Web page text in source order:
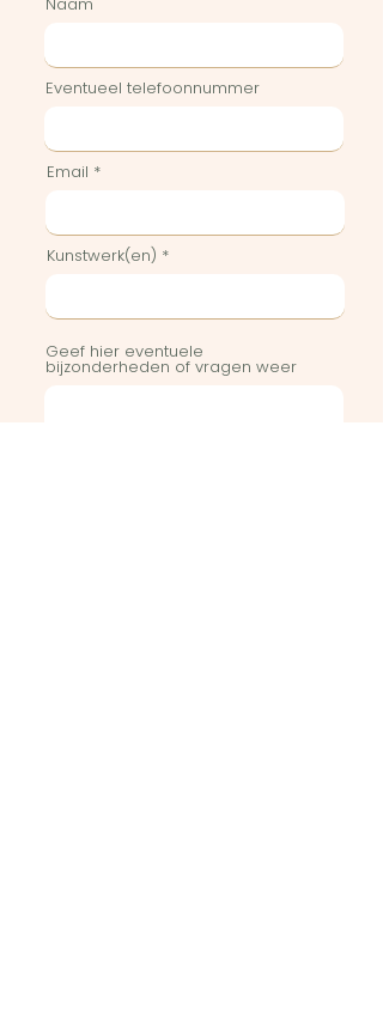
Eventueel telefoonnummer
Email
Kunstwerk(en)
Geef hier eventuele
bijzonderheden of vragen weer